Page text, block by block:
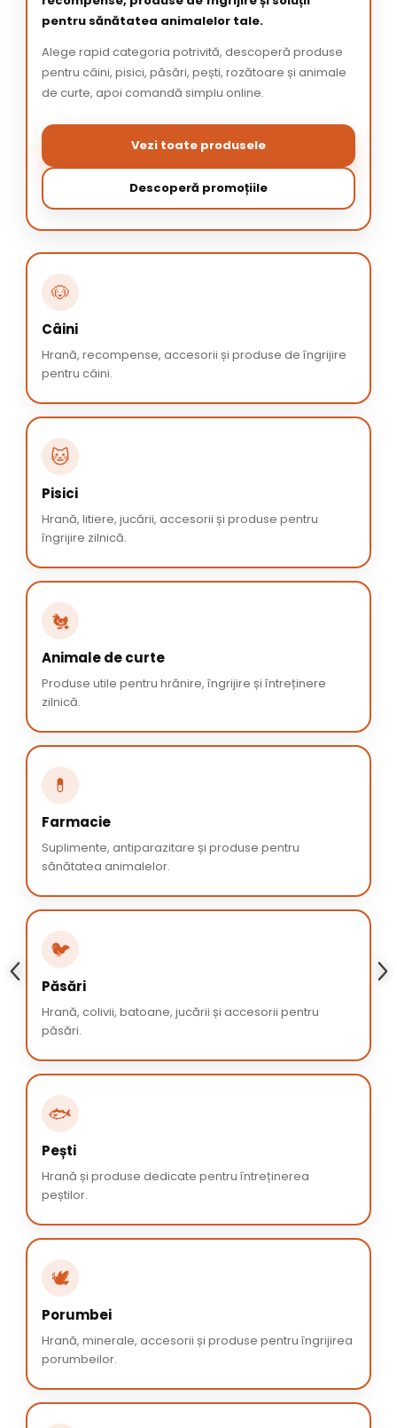
pentru sănătatea animalelor tale.
Alege rapid categoria potrivită, descoperă produse
pentru câini, pisici, păsări, pești, rozătoare și animale
de curte, apoi comandă simplu online.
Vezi toate produsele
Descoperă promoțiile
🐶
Câini
Hrană, recompense, accesorii și produse de îngrijire
pentru câini.
🐱
Pisici
Hrană, litiere, jucării, accesorii și produse pentru
îngrijire zilnică.
🐔
Animale de curte
Produse utile pentru hrănire, îngrijire și întreținere
zilnică.
💊
Farmacie
Suplimente, antiparazitare și produse pentru
sănătatea animalelor.
🐦
Păsări
Hrană, colivii, batoane, jucării și accesorii pentru
păsări.
🐟
Pești
Hrană și produse dedicate pentru întreținerea
peștilor.
🕊️
Porumbei
Hrană, minerale, accesorii și produse pentru îngrijirea
porumbeilor.